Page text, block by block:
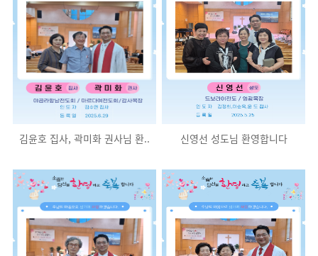
김윤호 집사, 곽미화 권사님 환.. 신영선 성도님 환영합니다